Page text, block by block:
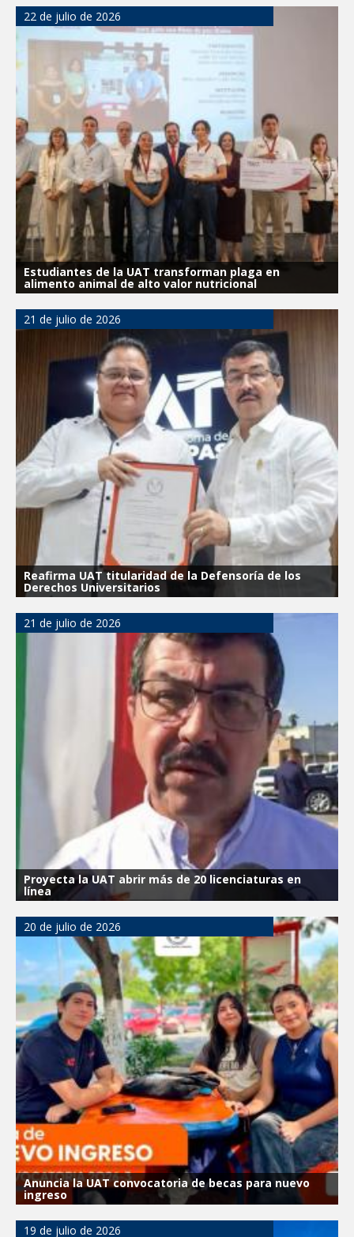
22 de julio de 2026
Estudiantes de la UAT transforman plaga en
alimento animal de alto valor nutricional
21 de julio de 2026
Reafirma UAT titularidad de la Defensoría de los
Derechos Universitarios
21 de julio de 2026
Proyecta la UAT abrir más de 20 licenciaturas en
línea
20 de julio de 2026
Anuncia la UAT convocatoria de becas para nuevo
ingreso
19 de julio de 2026